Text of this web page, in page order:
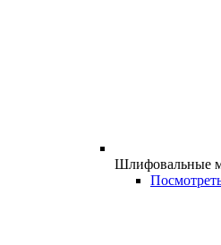
Шлифовальные